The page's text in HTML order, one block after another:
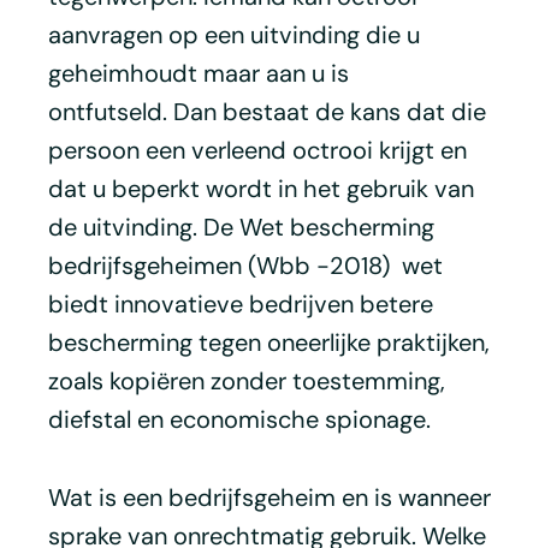
aanvragen op een uitvinding die u
geheimhoudt maar aan u is
ontfutseld. Dan bestaat de kans dat die
persoon een verleend octrooi krijgt en
dat u beperkt wordt in het gebruik van
de uitvinding. De Wet bescherming
bedrijfsgeheimen (Wbb -2018) wet
biedt innovatieve bedrijven betere
bescherming tegen oneerlijke praktijken,
zoals kopiëren zonder toestemming,
diefstal en economische spionage.
Wat is een bedrijfsgeheim en is wanneer
sprake van onrechtmatig gebruik. Welke